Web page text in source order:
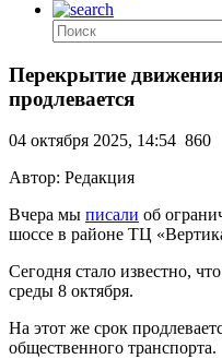
Перекрытие
продлевается
04 октября 2025, 14:54 860
Автор: Редакция
Вчера мы писали об
шоссе в районе ТЦ
Сегодня стало известно,
среды 8 октября.
На этот же срок
общественного транспорта.